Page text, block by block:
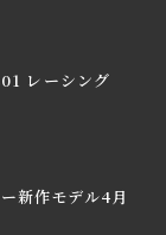
レーシング
新作モデル4月